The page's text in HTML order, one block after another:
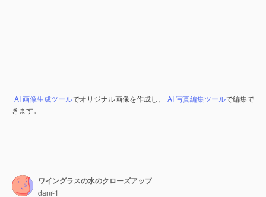
AI 画像生成ツールでオリジナル画像を作成し、 AI 写真編集ツールで編集で
きます。
ワイングラスの水のクローズアップ
danr-1